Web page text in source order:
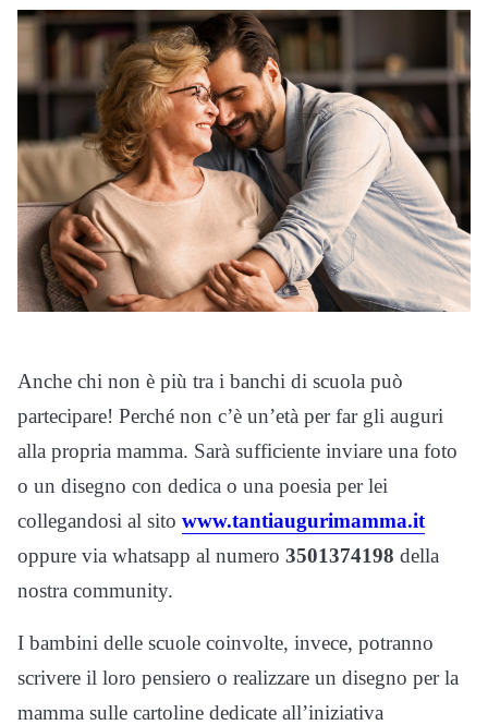
Anche chi non è più tra i banchi di scuola può
partecipare! Perché non c’è un’età per far gli auguri
alla propria mamma. Sarà sufficiente inviare una foto
o un disegno con dedica o una poesia per lei
collegandosi al sito www.tantiaugurimamma.it
oppure via whatsapp al numero 3501374198 della
nostra community.
I bambini delle scuole coinvolte, invece, potranno
scrivere il loro pensiero o realizzare un disegno per la
mamma sulle cartoline dedicate all’iniziativa